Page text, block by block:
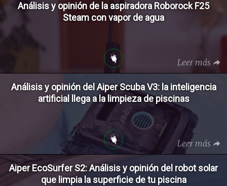
Análisis y opinión de la aspiradora Roborock F25
Steam con vapor de agua
Leer más
Análisis y opinión del Aiper Scuba V3: la inteligencia
artificial llega a la limpieza de piscinas
Leer más
Aiper EcoSurfer S2: Análisis y opinión del robot solar
que limpia la superficie de tu piscina